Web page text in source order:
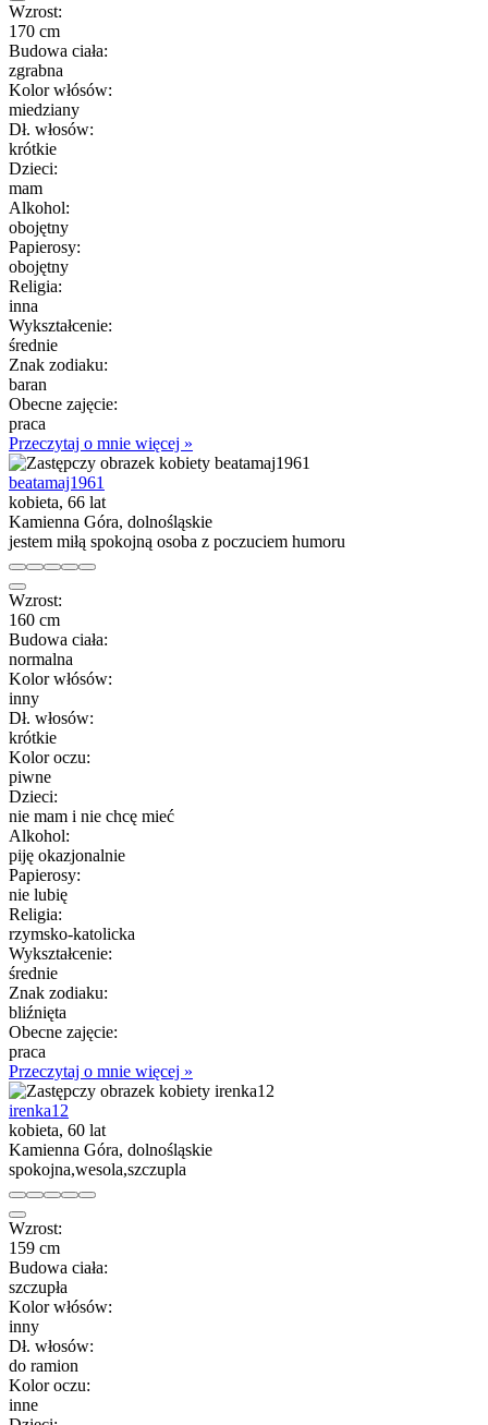
Wzrost:
170 cm
Budowa ciała:
zgrabna
Kolor włósów:
miedziany
Dł. włosów:
krótkie
Dzieci:
mam
Alkohol:
obojętny
Papierosy:
obojętny
Religia:
inna
Wykształcenie:
średnie
Znak zodiaku:
baran
Obecne zajęcie:
praca
Przeczytaj o mnie więcej »
beatamaj1961
kobieta, 66 lat
Kamienna Góra, dolnośląskie
jestem miłą spokojną osoba z poczuciem humoru
Wzrost:
160 cm
Budowa ciała:
normalna
Kolor włósów:
inny
Dł. włosów:
krótkie
Kolor oczu:
piwne
Dzieci:
nie mam i nie chcę mieć
Alkohol:
piję okazjonalnie
Papierosy:
nie lubię
Religia:
rzymsko-katolicka
Wykształcenie:
średnie
Znak zodiaku:
bliźnięta
Obecne zajęcie:
praca
Przeczytaj o mnie więcej »
irenka12
kobieta, 60 lat
Kamienna Góra, dolnośląskie
spokojna,wesola,szczupla
Wzrost:
159 cm
Budowa ciała:
szczupła
Kolor włósów:
inny
Dł. włosów:
do ramion
Kolor oczu:
inne